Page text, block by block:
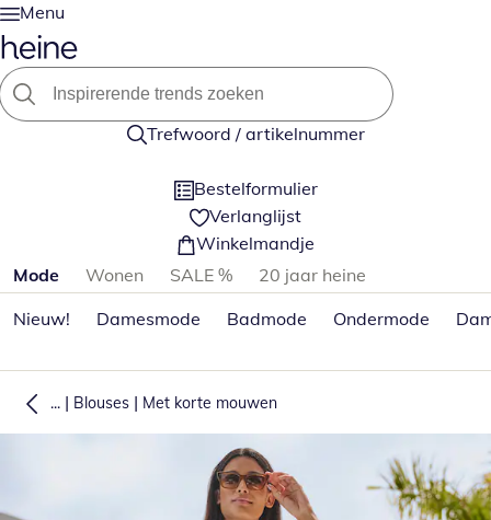
Menu
Trefwoord / artikelnummer
Bestelformulier
Verlanglijst
Winkelmandje
Productcategorieën overslaan
Mode Wonen SALE %
20 jaar heine
Nieuw!
Damesmode Badmode Ondermode
... | Blouses | Met korte mouwen